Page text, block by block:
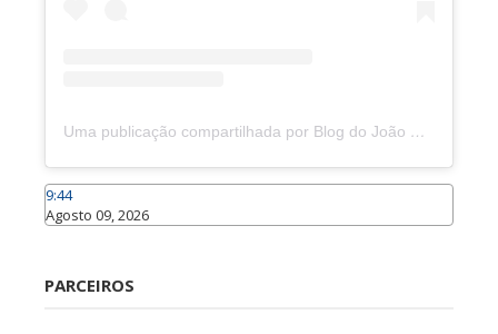
Uma publicação compartilhada por Blog do João Marcolino (@joaomarcolinoneto)
9:44
Agosto 09, 2026
PARCEIROS